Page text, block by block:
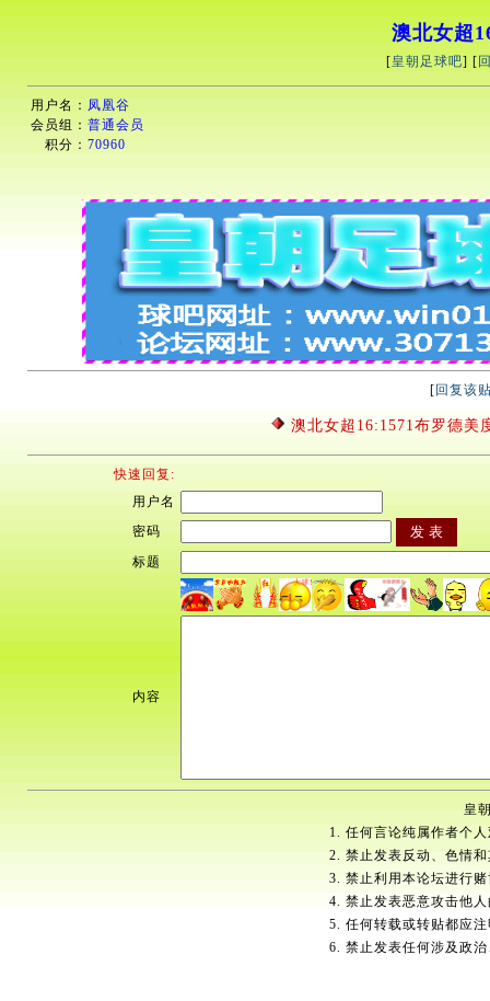
澳北女超
[皇朝足球吧] [
用户名： 凤凰谷
会员组： 普通会员
积分： 70960
[ 回复该
澳北女超16:1571布罗德美
快速回复:
用户名
密码
标题
内容
皇
1. 任何言论纯属作者个
2. 禁止发表反动、色情
3. 禁止利用本论坛进行
4. 禁止发表恶意攻击他
5. 任何转载或转贴都应
6. 禁止发表任何涉及政